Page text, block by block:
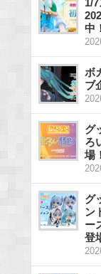
中！
ボ
ブ
グ
ろ
場
グ
ン
ー
登